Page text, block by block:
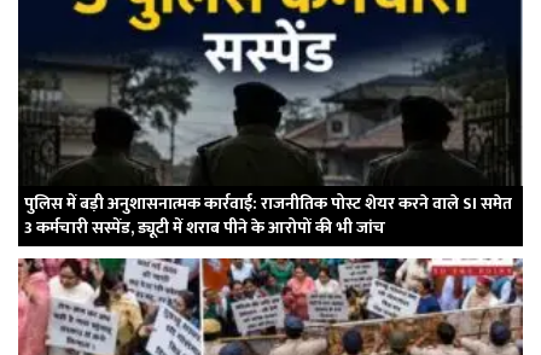
पुलिस में बड़ी अनुशासनात्मक कार्रवाई: राजनीतिक पोस्ट शेयर करने वाले SI समेत
3 कर्मचारी सस्पेंड, ड्यूटी में शराब पीने के आरोपों की भी जांच